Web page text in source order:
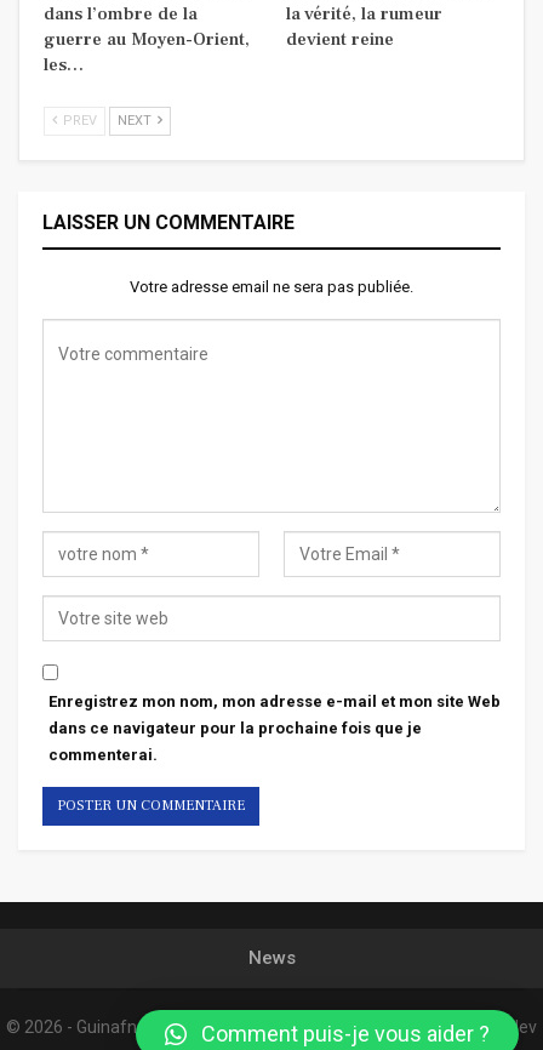
dans l’ombre de la
guerre au Moyen-Orient,
les…
la vérité, la rumeur
devient reine
PREV NEXT
LAISSER UN COMMENTAIRE
Votre adresse email ne sera pas publiée.
Enregistrez mon nom, mon adresse e-mail et mon site Web
dans ce navigateur pour la prochaine fois que je
commenterai.
News
© 2026 - Guinafnews. All Rights Reserved. Website Design:Confordev
Comment puis-je vous aider ?